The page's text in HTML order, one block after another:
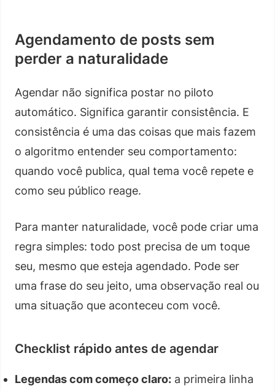
Agendamento de posts sem
perder a naturalidade
Agendar não significa postar no piloto
automático. Significa garantir consistência. E
consistência é uma das coisas que mais fazem
o algoritmo entender seu comportamento:
quando você publica, qual tema você repete e
como seu público reage.
Para manter naturalidade, você pode criar uma
regra simples: todo post precisa de um toque
seu, mesmo que esteja agendado. Pode ser
uma frase do seu jeito, uma observação real ou
uma situação que aconteceu com você.
Checklist rápido antes de agendar
Legendas com começo claro: a primeira linha